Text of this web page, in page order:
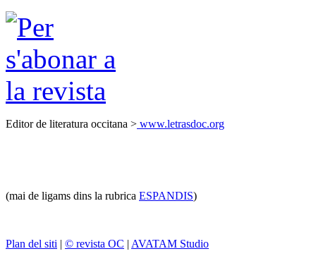
Editor de literatura occitana > www.letrasdoc.org
(mai de ligams dins la rubrica ESPANDIS)
Plan del siti | © revista OC | AVATAM Studio